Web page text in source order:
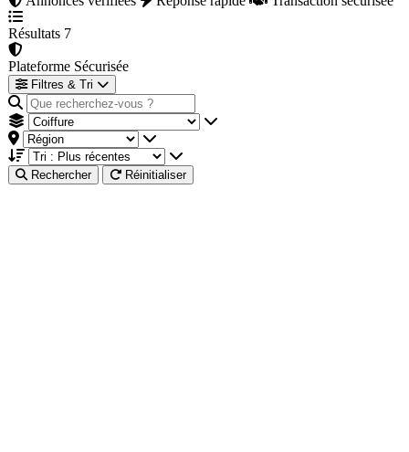
Résultats 7
Plateforme Sécurisée
Filtres & Tri
Rechercher Réinitialiser